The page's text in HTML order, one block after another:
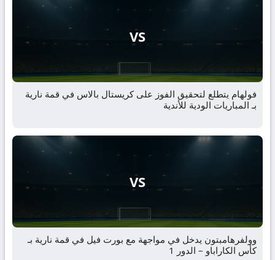
VS
فولهام يتطلع لتحقيق الفوز على كريستال بالاس في قمة نارية
بـ المباريات الودية للأندية
VS
وولفرهامبتون يدخل في مواجهة مع بورت فيل في قمة نارية بـ
كأس الكاراباو – الدور 1